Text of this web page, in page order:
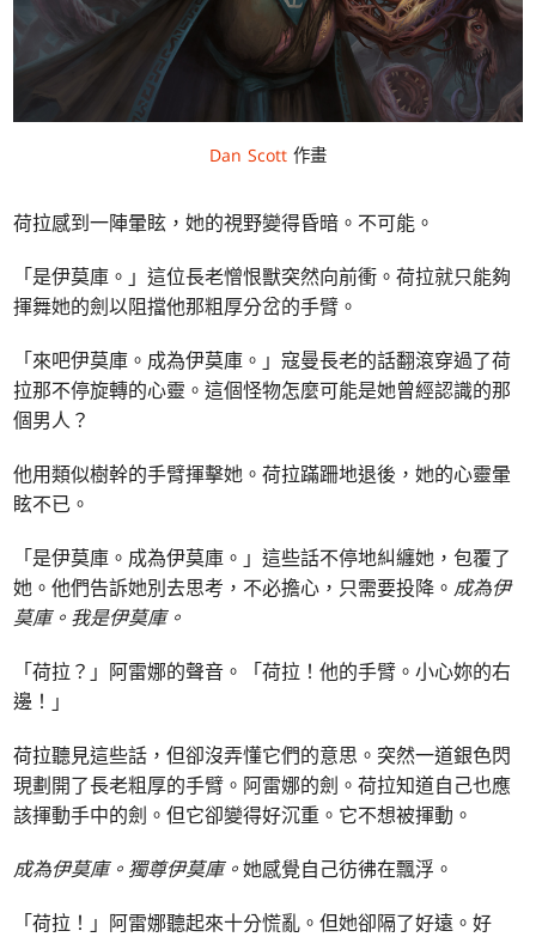
Dan Scott 作畫
荷拉感到一陣暈眩，她的視野變得昏暗。不可能。
「是伊莫庫。」這位長老憎恨獸突然向前衝。荷拉就只能夠
揮舞她的劍以阻擋他那粗厚分岔的手臂。
「來吧伊莫庫。成為伊莫庫。」寇曼長老的話翻滾穿過了荷
拉那不停旋轉的心靈。這個怪物怎麼可能是她曾經認識的那
個男人？
他用類似樹幹的手臂揮擊她。荷拉蹣跚地退後，她的心靈暈
眩不已。
「是伊莫庫。成為伊莫庫。」這些話不停地糾纏她，包覆了
她。他們告訴她別去思考，不必擔心，只需要投降。 成為伊
莫庫。我是伊莫庫。
「荷拉？」阿雷娜的聲音。「荷拉！他的手臂。小心妳的右
邊！」
荷拉聽見這些話，但卻沒弄懂它們的意思。突然一道銀色閃
現劃開了長老粗厚的手臂。阿雷娜的劍。荷拉知道自己也應
該揮動手中的劍。但它卻變得好沉重。它不想被揮動。
成為伊莫庫。獨尊伊莫庫。她感覺自己彷彿在飄浮。
「荷拉！」阿雷娜聽起來十分慌亂。但她卻隔了好遠。好